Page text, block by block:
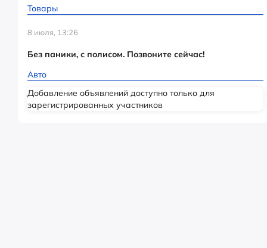
Товары
8 июля, 13:26
Без паники, с полисом. Позвоните сейчас!
Авто
Добавление объявлений доступно только для
зарегистрированных участников